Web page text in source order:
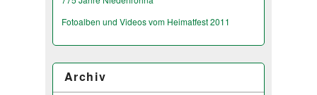
Fotoalben und Videos vom Heimatfest 2011
Archiv